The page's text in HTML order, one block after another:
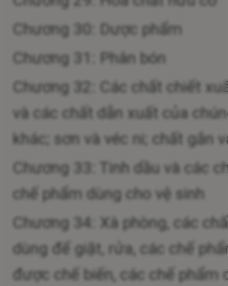
Chương 30: Dược phẩm
Chương 31: Phân bón
Chương 32: Các chất chiết
và các chất dẫn xuất của
khác; sơn và véc ni; chất gắn
Chương 33: Tinh dầu và các
chế phẩm dùng cho vệ sinh
Chương 34: Xà phòng, các
dùng để giặt, rửa, các chế
được chế biến, các chế phẩm